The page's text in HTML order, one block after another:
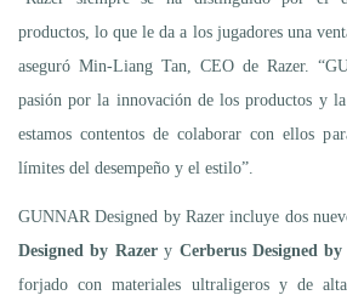
productos, lo que le da a los jugadores una
aseguró Min-Liang Tan, CEO de Razer.
pasión por la innovación de los productos y
estamos contentos de colaborar con ellos
límites del desempeño y el estilo”.
GUNNAR Designed by Razer incluye dos
Designed by Razery Cerberus Designed
forjado con materiales ultraligeros y de